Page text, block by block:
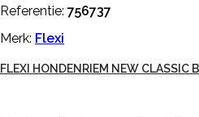
Referentie: 756737
Merk: Flexi
FLEXI HONDENRIEM NEW CLASSIC